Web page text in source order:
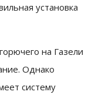
установка
на Газели
Однако
систему